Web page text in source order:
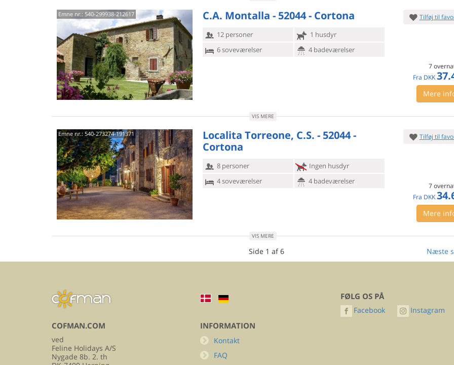
Emne nr.: 540-299938-212617 C.A. Montalla - 52044 - Cortona
12 personer
1 husdyr
6 soveværelser
4 badeværelser
Tilføj til
7
Fra DKK
Mere
VIS MERE
Emne nr.: 540-273274-191371
Localita Torreone, C.S. - 52044 -
Cortona
8 personer
Ingen husdyr
4 soveværelser
4 badeværelser
Tilføj til
7
Fra DKK
Mere
VIS MERE
Side 1 af 6 Næste
COFMAN.COM
ved
Feline Holidays A/S
Nygade 8b. 2. th
INFORMATION
Kontakt
FAQ
FØLG OS PÅ
Facebook Instagram